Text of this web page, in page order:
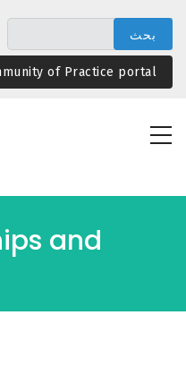
المحتوى
الرئيسيof Practice portal
and